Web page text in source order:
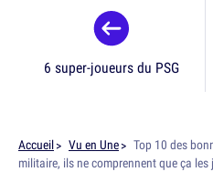
6 super-joueurs du PSG
Accueil Vu en Une
Top 10 des
militaire, ils ne comprennent que ça les